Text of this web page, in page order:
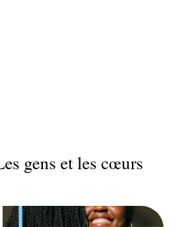
gens et les cœurs